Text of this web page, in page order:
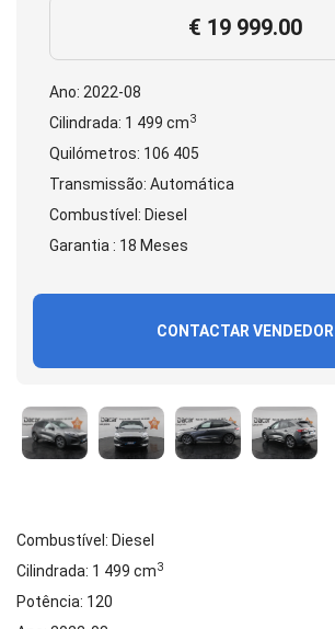
€ 19 999.00
Ano: 2022-08
Cilindrada: 1 499 cm3
Quilómetros: 106 405
Transmissão: Automática
Combustível: Diesel
Garantia : 18 Meses
CONTACTAR VENDEDOR
Combustível: Diesel
Cilindrada: 1 499 cm3
Potência: 120